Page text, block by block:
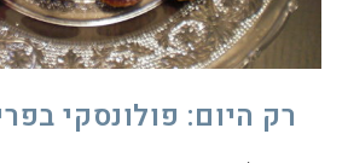
רק היום: פולונסקי